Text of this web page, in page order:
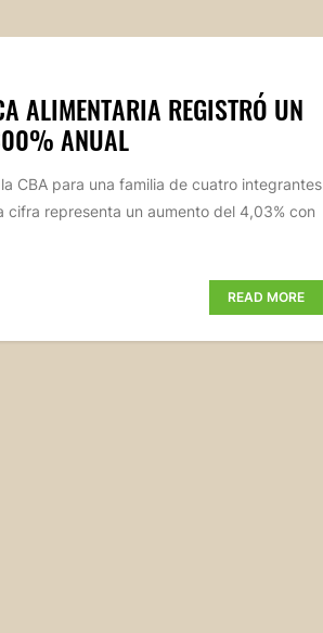
ALIMENTARIA REGISTRÓ UN
ANUAL
CBA para una familia de cuatro integrantes
representa un aumento del 4,03% con
READ MORE